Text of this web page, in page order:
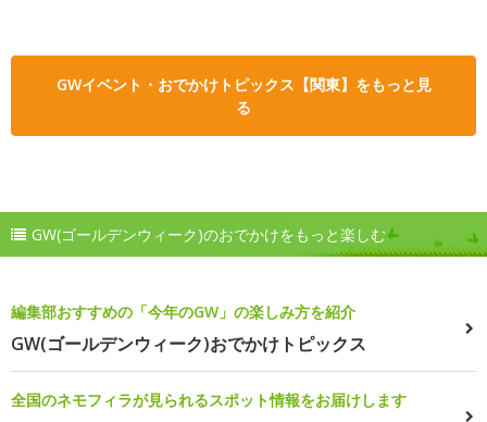
GWイベント・おでかけトピックス【関東】をもっと見
る
GW(ゴールデンウィーク)のおでかけをもっと楽しむ
編集部おすすめの「今年のGW」の楽しみ方を紹介
GW(ゴールデンウィーク)おでかけトピックス
全国のネモフィラが見られるスポット情報をお届けします